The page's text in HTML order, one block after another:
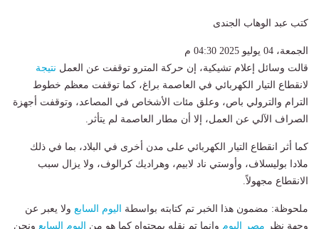
كتب عبد الوهاب الجندى
الجمعة، 04 يوليو 2025 04:30 م
قالت وسائل إعلام تشيكية، إن حركة المترو توقفت عن العمل نتيجة
لانقطاع التيار الكهربائي في العاصمة براغ، كما توقفت معظم خطوط
الترام والترولي باص، وعلق مئات الأشخاص في المصاعد، وتوقفت أجهزة
الصراف الآلي عن العمل، إلا أن مطار العاصمة لم يتأثر.
كما أثر انقطاع التيار الكهربائي على مدن أخرى في البلاد، بما في ذلك
ملادا بوليسلاف، وأوستي ناد لابيم، وهراديك كرالوف، ولا يزال سبب
الانقطاع مجهولاً.
ملحوظة: مضمون هذا الخبر تم كتابته بواسطة اليوم السابع ولا يعبر عن
وجهة نظر مصر اليوم وانما تم نقله بمحتواه كما هو من اليوم السابع ونحن